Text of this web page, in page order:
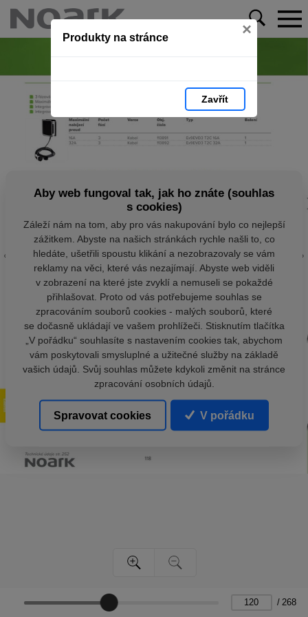
Produkty na stránce ×
Zavřít
/ 268
Aby web fungoval tak, jak ho znáte (souhlas
s cookies)
Záleží nám na tom, aby pro vás nakupování bylo co nejlepší
zážitkem. Abyste na našich stránkách rychle našli to, co
hledáte, ušetřili spoustu klikání a nezobrazovaly se vám
reklamy na věci, které vás nezajímají. Abyste web viděli
v zobrazení na které jste zvyklí a nemuseli se pokaždé
přihlašovat. Proto od vás potřebujeme souhlas se
zpracováním souborů cookies - malých souborů, které
se dočasně ukládají ve vašem prohlížeči. Stisknutím tlačítka
„V pořádku“ souhlasíte s nastavením cookies tak, abychom
vám poskytovali smysluplné a užitečné služby na základě
vašich údajů. Svůj souhlas můžete kdykoli změnit na stránce
zpracování osobních údajů.
Spravovat cookies V pořádku